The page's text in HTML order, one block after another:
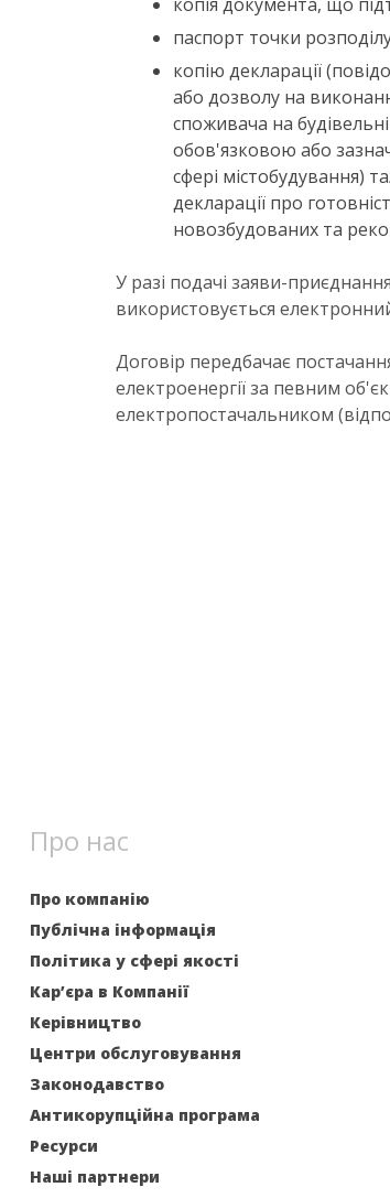
паспорт точки
копію декларації
або дозволу на
споживача на
обов'язковою або
сфері містобудування)
декларації про
новозбудованих та
У разі подачі заяви-
використовується
Договір передбачає
електроенергії за певним
електропостачальником
Про нас
Про компанію
Публічна інформація
Політика у сфері якості
Кар’єра в Компанії
Керівництво
Центри обслуговування
Законодавство
Антикорупційна програма
Ресурси
Наші партнери